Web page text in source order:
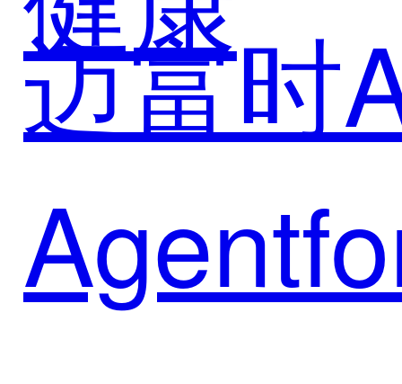
方案共
筑新能
迈富时